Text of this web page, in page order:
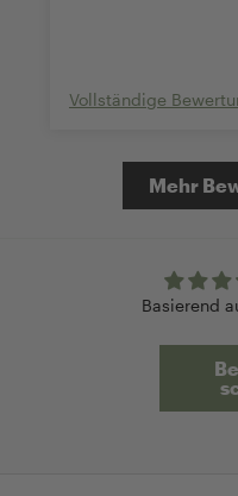
Vollständige
Mehr
Basierend